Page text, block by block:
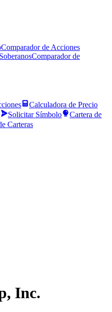
Comparador de Acciones
Comparador de
Calculadora de Precio
Solicitar Símbolo
Cartera de
Carteras
Inc.